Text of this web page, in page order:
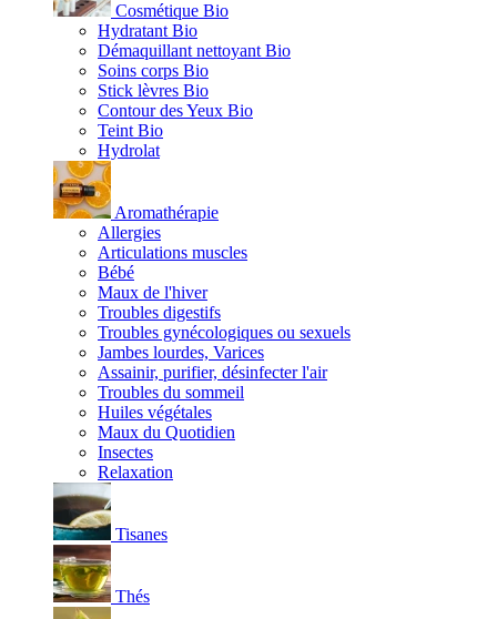
Cosmétique Bio
Hydratant Bio
Démaquillant nettoyant Bio
Soins corps Bio
Stick lèvres Bio
Contour des Yeux Bio
Teint Bio
Hydrolat
Aromathérapie
Allergies
Articulations muscles
Bébé
Maux de l'hiver
Troubles digestifs
Troubles gynécologiques ou sexuels
Jambes lourdes, Varices
Assainir, purifier, désinfecter l'air
Troubles du sommeil
Huiles végétales
Maux du Quotidien
Insectes
Relaxation
Tisanes
Thés